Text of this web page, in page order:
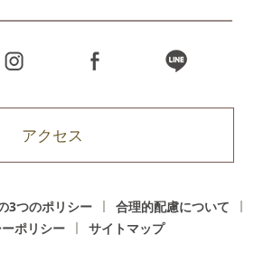
アクセス
3つのポリシー
合理的配慮について
ポリシー
サイトマップ